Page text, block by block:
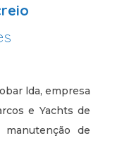
lda, empresa
e Yachts de
de